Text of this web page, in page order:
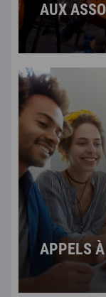
AUX
APPELS